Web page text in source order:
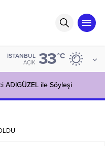
İSTANBUL
AÇIK 33°C
ADIGÜZEL ile Söyleşi